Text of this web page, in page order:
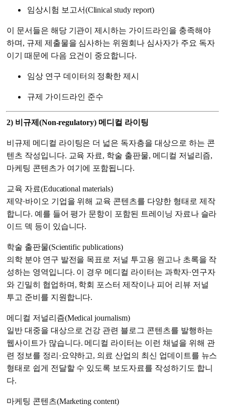
임상시험 보고서(Clinical study report)
이 문서들은 해당 기관이 제시하는 가이드라인을 충족해야
하며, 규제 제출물을 심사하는 위원회나 심사자가 주요 독자
이기 때문에 다음 요건이 중요합니다.
임상 연구 데이터의 정확한 제시
규제 가이드라인 준수
2) 비규제(Non-regulatory) 메디컬 라이팅
비규제 메디컬 라이팅은 더 넓은 독자층을 대상으로 하는 콘
텐츠 작성입니다. 교육 자료, 학술 출판물, 메디컬 저널리즘,
마케팅 콘텐츠가 여기에 포함됩니다.
교육 자료(Educational materials)
제약·바이오 기업을 위해 교육 콘텐츠를 다양한 형태로 제작
합니다. 예를 들어 평가 문항이 포함된 트레이닝 자료나 슬라
이드 덱 등이 있습니다.
학술 출판물(Scientific publications)
의학 분야 연구 발전을 목표로 저널 투고용 원고나 초록을 작
성하는 영역입니다. 이 경우 메디컬 라이터는 과학자·연구자
와 긴밀히 협업하며, 학회 포스터 제작이나 피어 리뷰 저널
투고 준비를 지원합니다.
메디컬 저널리즘(Medical journalism)
일반 대중을 대상으로 건강 관련 블로그 콘텐츠를 발행하는
웹사이트가 많습니다. 메디컬 라이터는 이런 채널을 위해 관
련 정보를 정리·요약하고, 의료 산업의 최신 업데이트를 뉴스
형태로 쉽게 전달할 수 있도록 보도자료를 작성하기도 합니
다.
마케팅 콘텐츠(Marketing content)